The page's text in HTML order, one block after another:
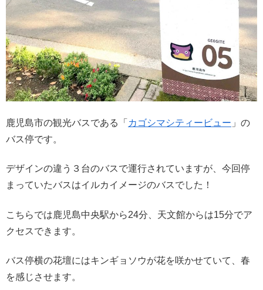
鹿児島市の観光バスである「 カゴシマシティービュー 」の
バス停です。
デザインの違う３台のバスで運行されていますが、今回停
まっていたバスはイルカイメージのバスでした！
こちらでは鹿児島中央駅から24分、天文館からは15分でア
クセスできます。
バス停横の花壇にはキンギョソウが花を咲かせていて、春
を感じさせます。